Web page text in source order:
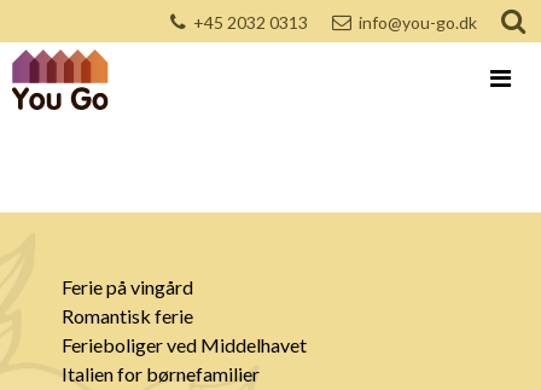
+45 2032 0313 info@you-go.dk
Ferie på vingård
Romantisk ferie
Ferieboliger ved Middelhavet
Italien for børnefamilier